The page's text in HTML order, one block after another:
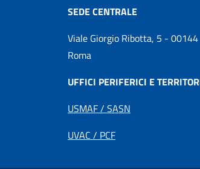
SEDE CENTRALE
Viale Giorgio Ribotta, 5 -
Roma
UFFICI PERIFERICI E
USMAF / SASN
UVAC / PCF